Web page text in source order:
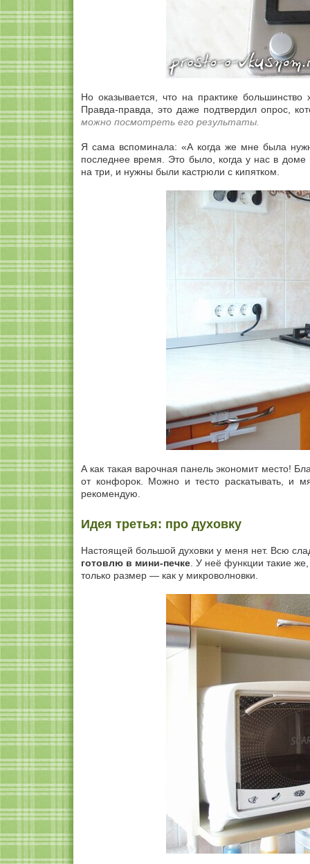
Но оказывается, что на практике
Правда-правда, это даже подтвердил опрос,
можно посмотреть его результаты.
Я сама вспоминала: «А когда же мне была
последнее время. Это было, когда у нас в
на три, и нужны были кастрюли с кипятком.
А как такая варочная панель экономит место!
от конфорок. Можно и тесто раскатывать, и
рекомендую.
Идея третья: про духовку
Настоящей большой духовки у меня нет. Всю
готовлю в мини-печке . У неё функции такие
только размер — как у микроволновки.